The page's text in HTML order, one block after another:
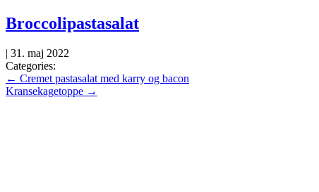
Skip
to
content
Broccolipastasalat
| 31. maj 2022
Categories:
Indlægsnavigation
← Cremet pastasalat med karry og bacon
Kransekagetoppe →